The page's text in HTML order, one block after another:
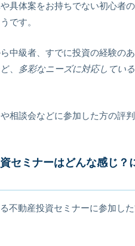
具体案をお持ちでない初心者
です。
中級者、すでに投資の経験の
、
多彩なニーズに対応してい
相談会などに参加した方の評
セミナーはどんな感じ？
不動産投資セミナーに参加し